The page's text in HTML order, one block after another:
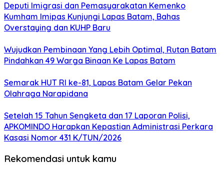
Deputi Imigrasi dan Pemasyarakatan Kemenko
Kumham Imipas Kunjungi Lapas Batam, Bahas
Overstaying dan KUHP Baru
Wujudkan Pembinaan Yang Lebih Optimal, Rutan Batam
Pindahkan 49 Warga Binaan Ke Lapas Batam
Semarak HUT RI ke-81, Lapas Batam Gelar Pekan
Olahraga Narapidana
Setelah 15 Tahun Sengketa dan 17 Laporan Polisi,
APKOMINDO Harapkan Kepastian Administrasi Perkara
Kasasi Nomor 431 K/TUN/2026
Rekomendasi untuk kamu